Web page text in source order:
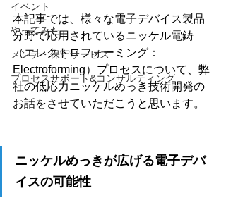
イベント
やってみた
メンテ・保守サービス
プロセスサポート&コンサルティング
本記事では、様々な電子デバイス製品
分野で応用されているニッケル電鋳
（エレクトロフォーミング：
Electroforming）プロセスについて、弊
社の低応力ニッケルめっき技術開発の
お話をさせていただこうと思います。
ニッケルめっきが広げる電子デバ
イスの可能性